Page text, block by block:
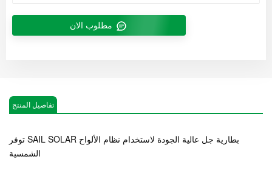
تفاصيل المنتج
توفر SAIL SOLAR بطارية جل عالية الجودة لاستخدام نظام الألواح
الشمسية